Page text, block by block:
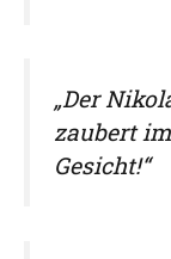
„Der
zaubert
Gesicht!“